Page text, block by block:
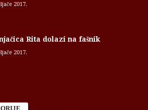
2017.
Rita dolazi na fašnik
2017.